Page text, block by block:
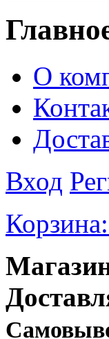
О
Вход
Корзина: